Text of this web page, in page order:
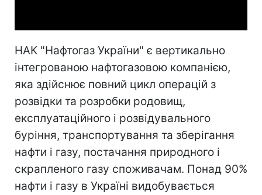
НАК "Нафтогаз України" є вертикально
інтегрованою нафтогазовою компанією,
яка здійснює повний цикл операцій з
розвідки та розробки родовищ,
експлуатаційного і розвідувального
буріння, транспортування та зберігання
нафти і газу, постачання природного і
скрапленого газу споживачам. Понад 90%
нафти і газу в Україні видобувається